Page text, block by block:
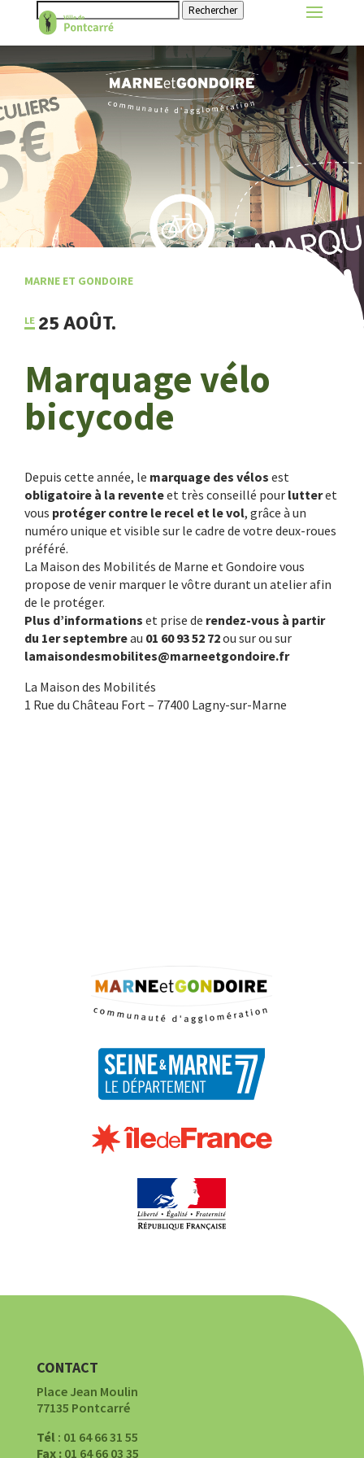
Rechercher
MARNE ET GONDOIRE
25 AOÛT.
Marquage vélo
bicycode
Depuis cette année, le marquage des vélos est
obligatoire à la reventeet très conseillé pour lutteret
vous protéger contre le recel et le vol, grâce à un
numéro unique et visible sur le cadre de votre deux-roues
préféré.
La Maison des Mobilités de Marne et Gondoire vous
propose de venir marquer le vôtre durant un atelier afin
de le protéger.
Plus d’informations et prise de rendez-vous à partir
du 1er septembreau 01 60 93 52 72ou sur ou sur
lamaisondesmobilites@marneetgondoire.fr
La Maison des Mobilités
1 Rue du Château Fort – 77400 Lagny-sur-Marne
CONTACT
Place Jean Moulin
77135 Pontcarré
Tél: 01 64 66 31 55
Fax :01 64 66 03 35